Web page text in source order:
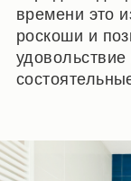
времени это
роскоши и